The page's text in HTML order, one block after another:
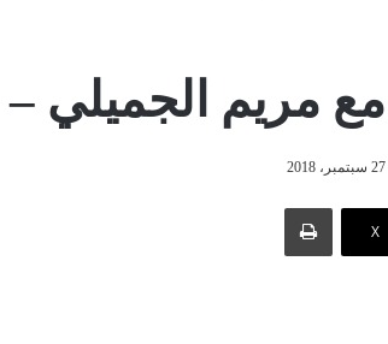
مع مريم الجميلي
‫X
طباعة